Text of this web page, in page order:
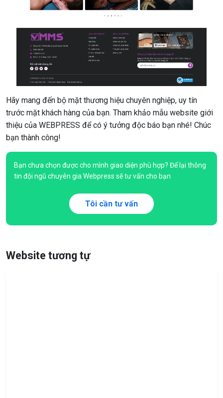
Hãy mang đến bộ mặt thương hiệu chuyên nghiệp, uy tín
trước mặt khách hàng của bạn. Tham khảo mẫu website giới
thiệu của WEBPRESS để có ý tưởng độc báo bạn nhé! Chúc
bạn thành công!
Bạn chưa chọn được cho mình giao diện phù hợp? Để lại thông
tin đội ngũ chuyên gia Webpress sẽ tư vấn cho bạn
Tôi cần tư vấn
Website tương tự